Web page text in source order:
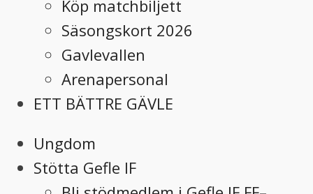
Köp matchbiljett
Säsongskort 2026
Gavlevallen
Arenapersonal
ETT BÄTTRE GÄVLE
Ungdom
Stötta Gefle IF